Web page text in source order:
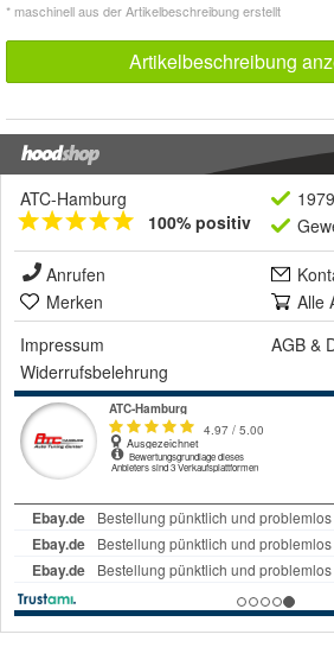
* maschinell aus der Artikelbeschreibung erstellt
Artikelbeschreibung
ATC-Hamburg
100% positiv
Anrufen
Merken
Alle
Impressum
AGB &
Widerrufsbelehrung